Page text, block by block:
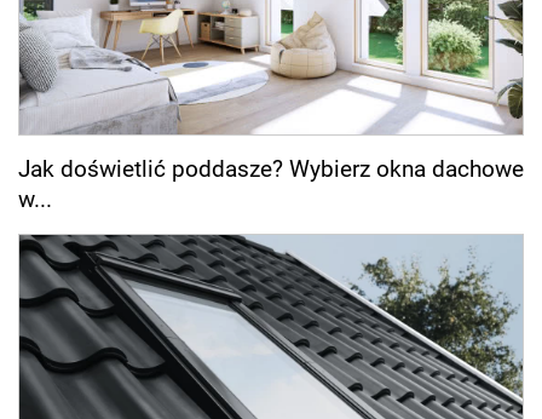
Jak doświetlić poddasze? Wybierz okna dachowe
w...